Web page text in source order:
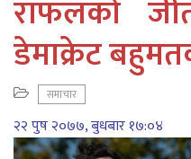
राफलको
डेमाक्रेट
समाचार
२२ पुष २०७७, बुधबार १७:०४